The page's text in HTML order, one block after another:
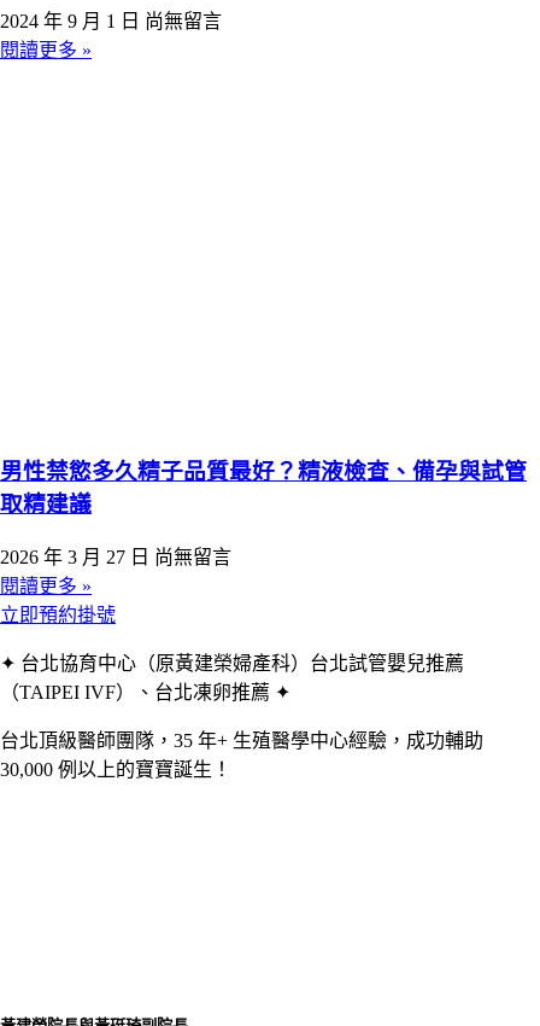
2024 年 9 月 1 日 尚無留言
閱讀更多 »
男性禁慾多久精子品質最好？精液檢查、備孕與試管
取精建議
2026 年 3 月 27 日 尚無留言
閱讀更多 »
立即預約掛號
✦ 台北協育中心（原黃建榮婦產科）台北試管嬰兒推薦
（TAIPEI IVF）、台北凍卵推薦 ✦
台北頂級醫師團隊，35 年+ 生殖醫學中心經驗，成功輔助
30,000 例以上的寶寶誕生！